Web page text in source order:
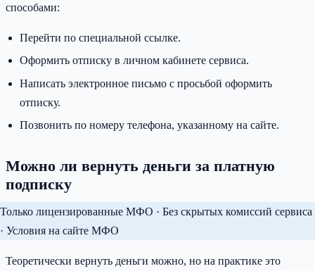
способами:
Перейти по специальной ссылке.
Оформить отписку в личном кабинете сервиса.
Написать электронное письмо с просьбой оформить
отписку.
Позвонить по номеру телефона, указанному на сайте.
Можно ли вернуть деньги за платную
подписку
Только лицензированные МФО · Без скрытых комиссий сервиса
· Условия на сайте МФО
Теоретически вернуть деньги можно, но на практике это